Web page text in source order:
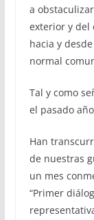
a
exterior y del
hacia y
normal
Tal y como
el pasado
Han
de nuestras
un mes
“Primer